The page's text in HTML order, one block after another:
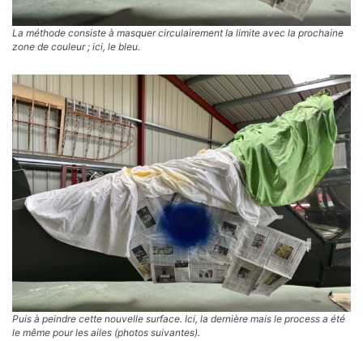
La méthode consiste à masquer circulairement la limite avec la prochaine
zone de couleur ; ici, le bleu.
Puis à peindre cette nouvelle surface. Ici, la dernière mais le process a été
le même pour les ailes (photos suivantes).